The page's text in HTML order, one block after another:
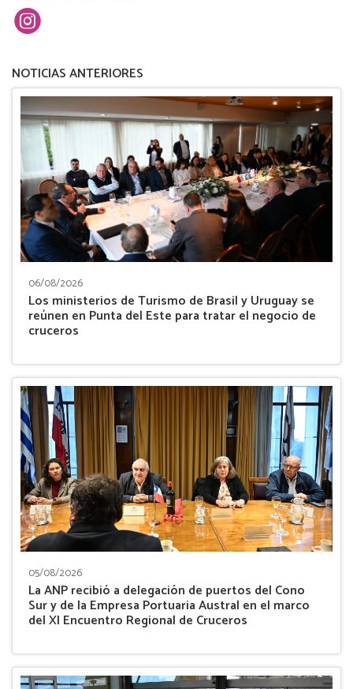
NOTICIAS ANTERIORES
06/08/2026
Los ministerios de Turismo de Brasil y Uruguay se
reúnen en Punta del Este para tratar el negocio de
cruceros
05/08/2026
La ANP recibió a delegación de puertos del Cono
Sur y de la Empresa Portuaria Austral en el marco
del XI Encuentro Regional de Cruceros